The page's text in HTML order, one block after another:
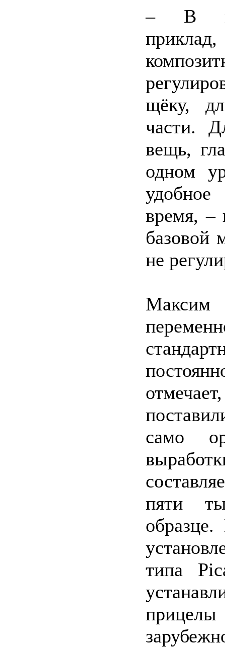
– В
щёку,
части.
вещь,
одном
время, –
базовой
не
Максим
само
пяти
типа